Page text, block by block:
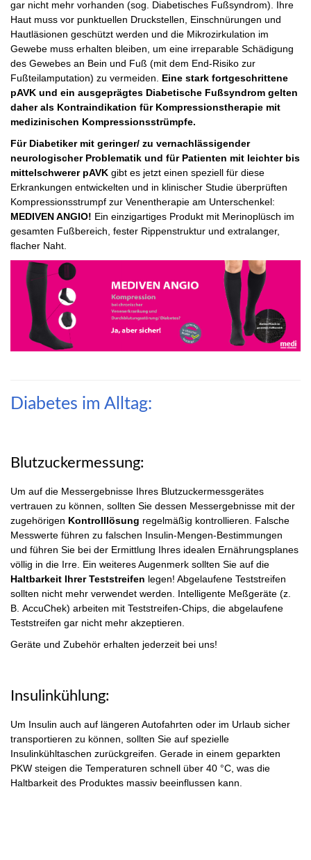
gar nicht mehr vorhanden (sog. Diabetisches Fußsyndrom). Ihre
Haut muss vor punktuellen Druckstellen, Einschnürungen und
Hautläsionen geschützt werden und die Mikrozirkulation im
Gewebe muss erhalten bleiben, um eine irreparable Schädigung
des Gewebes an Bein und Fuß (mit dem End-Risiko zur
Fußteilamputation) zu vermeiden. Eine stark fortgeschrittene
pAVK und ein ausgeprägtes Diabetische Fußsyndrom gelten
daher als Kontraindikation für Kompressionstherapie mit
medizinischen Kompressionsstrümpfe.
Für Diabetiker mit geringer/ zu vernachlässigender
neurologischer Problematik und für Patienten mit leichter bis
mittelschwerer pAVK gibt es jetzt einen speziell für diese
Erkrankungen entwickelten und in klinischer Studie überprüften
Kompressionsstrumpf zur Venentherapie am Unterschenkel:
MEDIVEN ANGIO! Ein einzigartiges Produkt mit Merinoplüsch im
gesamten Fußbereich, fester Rippenstruktur und extralanger,
flacher Naht.
Diabetes im Alltag:
Blutzuckermessung:
Um auf die Messergebnisse Ihres Blutzuckermessgerätes
vertrauen zu können, sollten Sie dessen Messergebnisse mit der
zugehörigen Kontrolllösung regelmäßig kontrollieren. Falsche
Messwerte führen zu falschen Insulin-Mengen-Bestimmungen
und führen Sie bei der Ermittlung Ihres idealen Ernährungsplanes
völlig in die Irre. Ein weiteres Augenmerk sollten Sie auf die
Haltbarkeit Ihrer Teststreifen legen! Abgelaufene Teststreifen
sollten nicht mehr verwendet werden. Intelligente Meßgeräte (z.
B. AccuChek) arbeiten mit Teststreifen-Chips, die abgelaufene
Teststreifen gar nicht mehr akzeptieren.
Geräte und Zubehör erhalten jederzeit bei uns!
Insulinkühlung:
Um Insulin auch auf längeren Autofahrten oder im Urlaub sicher
transportieren zu können, sollten Sie auf spezielle
Insulinkühltaschen zurückgreifen. Gerade in einem geparkten
PKW steigen die Temperaturen schnell über 40 °C, was die
Haltbarkeit des Produktes massiv beeinflussen kann.